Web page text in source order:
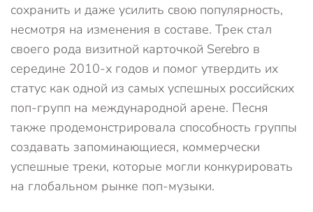
сохранить и даже усилить свою популярность,
несмотря на изменения в составе. Трек стал
своего рода визитной карточкой Serebro в
середине 2010-х годов и помог утвердить их
статус как одной из самых успешных российских
поп-групп на международной арене. Песня
также продемонстрировала способность группы
создавать запоминающиеся, коммерчески
успешные треки, которые могли конкурировать
на глобальном рынке поп-музыки.